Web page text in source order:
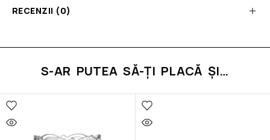
RECENZII (0)
S-AR PUTEA SĂ-ȚI PLACĂ ȘI…